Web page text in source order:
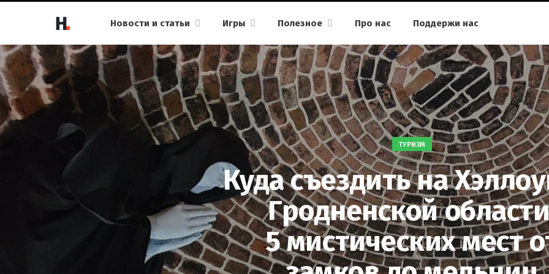
Новости и статьи Игры Полезное Про нас Поддержи нас
ТУРИЗМ
Куда съездить на
Гродненской
5 мистических мест